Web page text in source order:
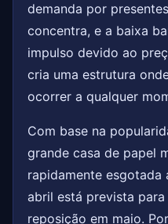
demanda por
concentra, e a baixa
impulso devido ao
cria uma estrutura
ocorrer a qualquer
Com base na
grande casa de papel
rapidamente
abril está prevista
reposição em maio.